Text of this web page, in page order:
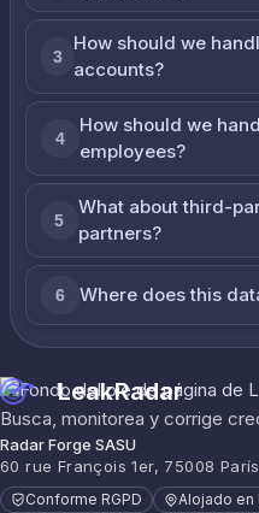
3
How should we
accounts?
4
How should we
employees?
5
What about third-
partners?
6 Where does this
LeakRadar
Busca, monitorea y corrige
Radar Forge SASU
60 rue François 1er, 75008
Conforme RGPD Alojado en